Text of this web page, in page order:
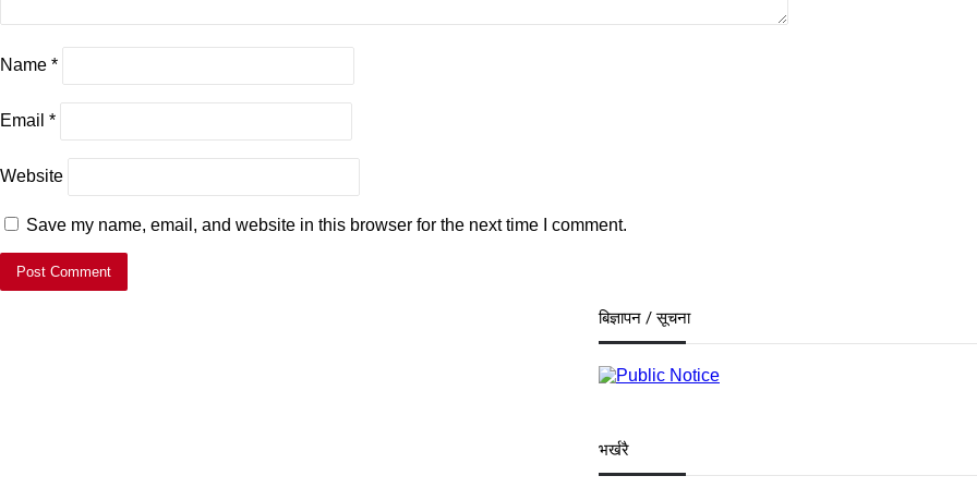
Name *
Email *
Website
Save my name, email, and website in this browser for the next time I comment.
बिज्ञापन / सूचना
भर्खरै